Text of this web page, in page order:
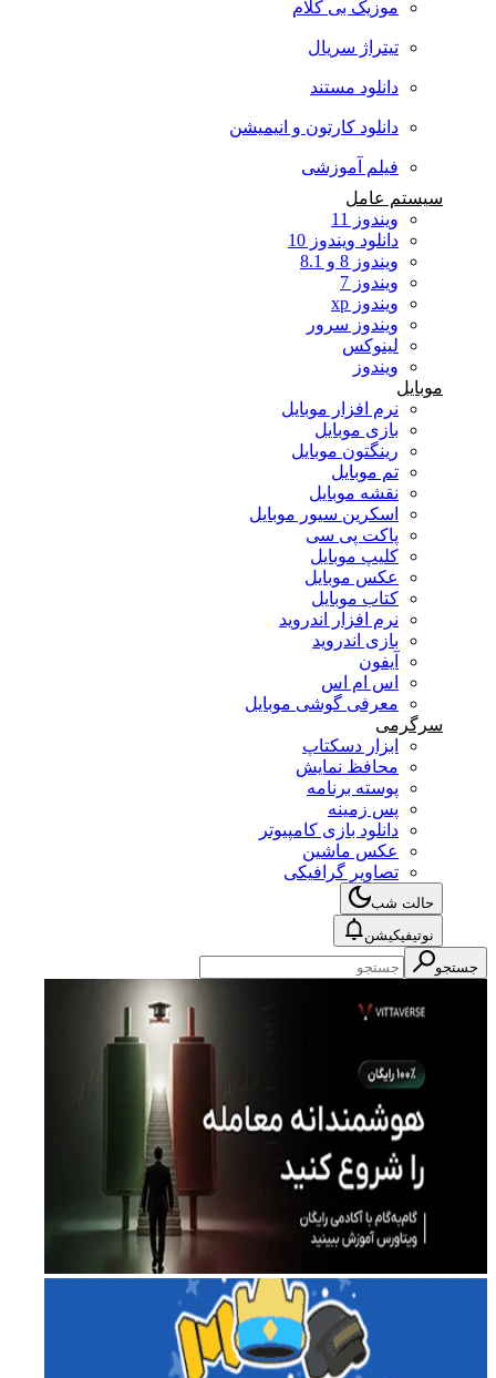
موزیک بی کلام
تیتراژ سریال
دانلود مستند
دانلود کارتون و انیمیشن
فیلم آموزشی
سیستم عامل
ویندوز 11
دانلود ویندوز 10
ویندوز 8 و 8.1
ویندوز 7
ویندوز xp
ویندوز سرور
لینوکس
ویندوز
موبایل
نرم افزار موبایل
بازی موبایل
رینگتون موبایل
تم موبایل
نقشه موبایل
اسکرین سیور موبایل
پاکت پی سی
کلیپ موبایل
عکس موبایل
کتاب موبایل
نرم افزار اندروید
بازی اندروید
آیفون
اس ام اس
معرفی گوشی موبایل
سرگرمی
ابزار دسکتاپ
محافظ نمایش
پوسته برنامه
پس زمینه
دانلود بازی کامپیوتر
عکس ماشین
تصاویر گرافیکی
حالت شب
نوتیفیکیشن
جستجو